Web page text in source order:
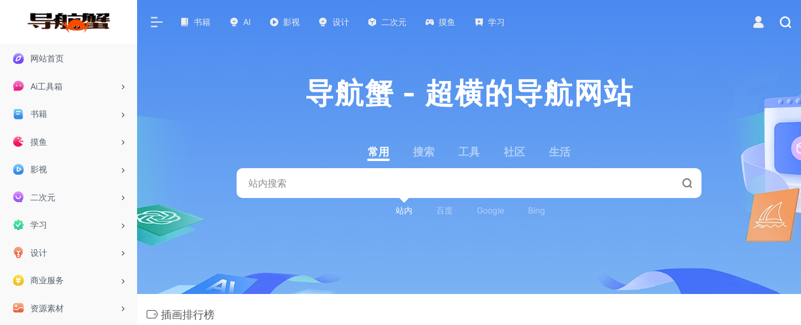
网站首页
Ai工具箱
书籍
摸鱼
影视
二次元
学习
设计
商业服务
资源素材
书籍 AI 影视 设计 二次元 摸鱼 学习
导航蟹 - 超横的导航网站
常用 搜索 工具 社区 生活
站内 百度 Google Bing
插画排行榜